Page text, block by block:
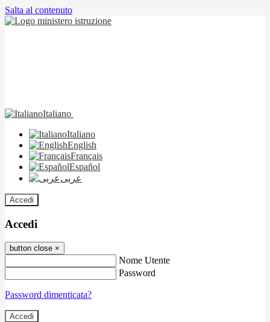
Salta al contenuto
Italiano
Italiano
English
Français
Español
عربى
Accedi
Accedi
button close ×
Nome Utente
Password
Password dimenticata?